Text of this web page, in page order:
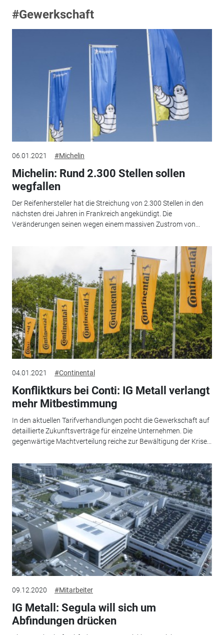
#Gewerkschaft
06.01.2021 #Michelin
Michelin: Rund 2.300 Stellen sollen
wegfallen
Der Reifenhersteller hat die Streichung von 2.300 Stellen in den
nächsten drei Jahren in Frankreich angekündigt. Die
Veränderungen seinen wegen einem massiven Zustrom von...
04.01.2021 #Continental
Konfliktkurs bei Conti: IG Metall verlangt
mehr Mitbestimmung
In den aktuellen Tarifverhandlungen pocht die Gewerkschaft auf
detaillierte Zukunftsverträge für einzelne Unternehmen. Die
gegenwärtige Machtverteilung reiche zur Bewältigung der Krise...
09.12.2020 #Mitarbeiter
IG Metall: Segula will sich um
Abfindungen drücken